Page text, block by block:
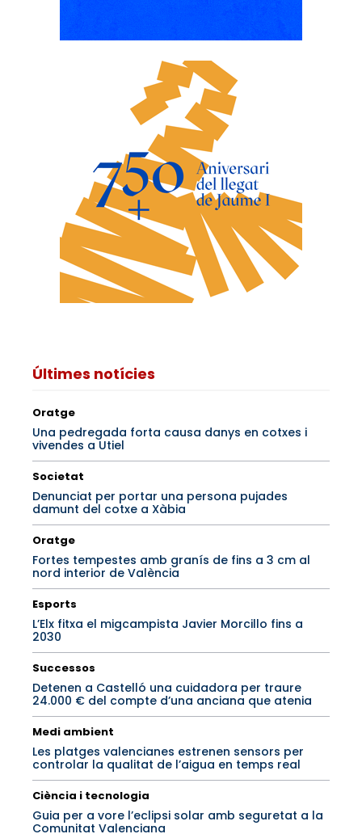
Últimes notícies
Oratge
Una pedregada forta causa danys en cotxes i
vivendes a Utiel
Societat
Denunciat per portar una persona pujades
damunt del cotxe a Xàbia
Oratge
Fortes tempestes amb granís de fins a 3 cm al
nord interior de València
Esports
L’Elx fitxa el migcampista Javier Morcillo fins a
2030
Successos
Detenen a Castelló una cuidadora per traure
24.000 € del compte d’una anciana que atenia
Medi ambient
Les platges valencianes estrenen sensors per
controlar la qualitat de l’aigua en temps real
Ciència i tecnologia
Guia per a vore l’eclipsi solar amb seguretat a la
Comunitat Valenciana